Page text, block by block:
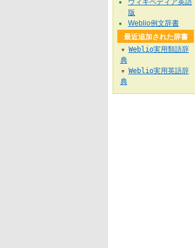
ウィキペディア英語
版
Weblio例文辞書
最近追加された辞書
▼
Weblio実用類語辞
典
▼
Weblio実用英語辞
典